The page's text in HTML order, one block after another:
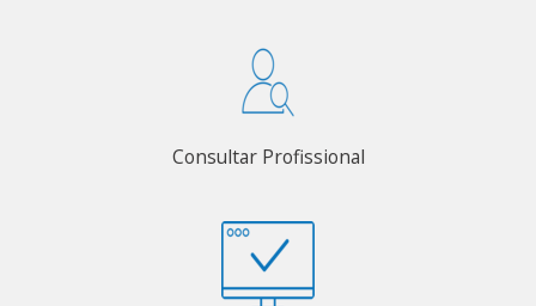
Consultar Profissional